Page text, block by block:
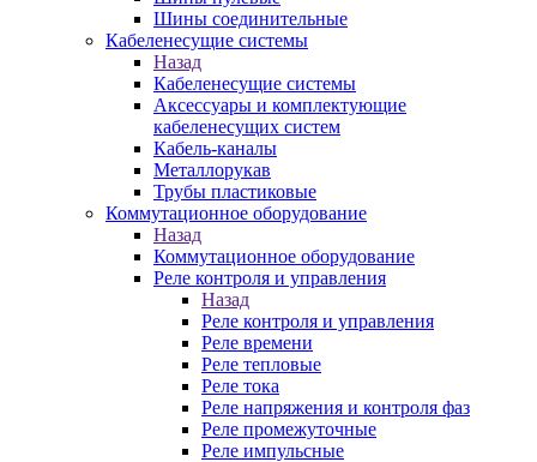
Шины соединительные
Кабеленесущие системы
Назад
Кабеленесущие системы
Аксессуары и комплектующие
кабеленесущих систем
Кабель-каналы
Металлорукав
Трубы пластиковые
Коммутационное оборудование
Назад
Коммутационное оборудование
Реле контроля и управления
Назад
Реле контроля и управления
Реле времени
Реле тепловые
Реле тока
Реле напряжения и контроля фаз
Реле промежуточные
Реле импульсные